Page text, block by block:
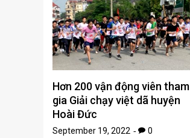
Hơn 200 vận động viên tham
gia Giải chạy việt dã huyện
Hoài Đức
September 19, 2022 0